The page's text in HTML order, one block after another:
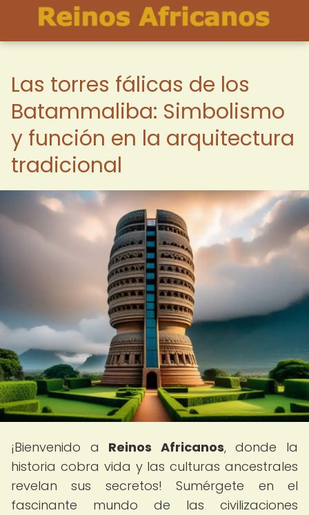
Las torres fálicas de los
Batammaliba: Simbolismo
y función en la arquitectura
tradicional
¡Bienvenido a Reinos Africanos, donde la
historia cobra vida y las culturas ancestrales
revelan sus secretos! Sumérgete en el
fascinante mundo de las civilizaciones